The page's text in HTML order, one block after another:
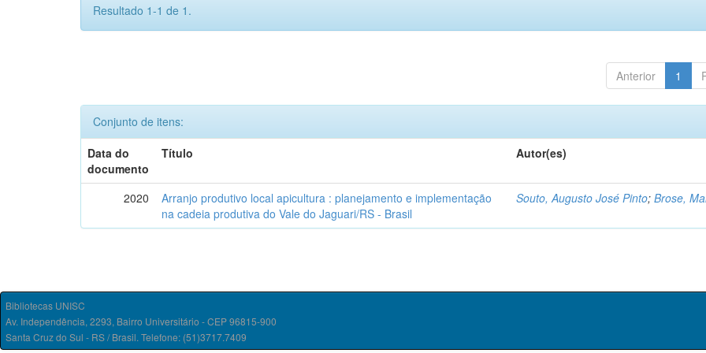
Resultado 1-1 de 1.
Anterior 1
Conjunto de itens:
Data do
documento
Título Autor(es)
2020
Arranjo produtivo local apicultura : planejamento e implementação
na cadeia produtiva do Vale do Jaguari/RS - Brasil
Souto, Augusto José Pinto;Brose,
Bibliotecas UNISC
Av. Independência, 2293, Bairro Universitário - CEP 96815-900
Santa Cruz do Sul - RS / Brasil. Telefone: (51)3717.7409